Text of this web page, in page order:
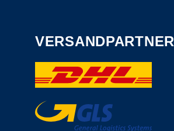
VERSANDPARTNER